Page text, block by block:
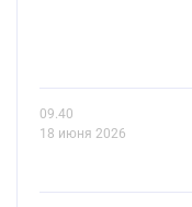
09.40
18 июня 2026